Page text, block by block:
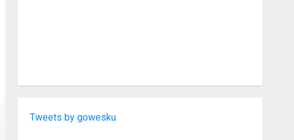
Tweets by gowesku